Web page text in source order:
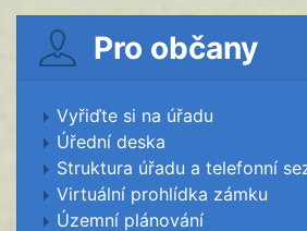
Pro občany
Vyřiďte si na úřadu
Úřední deska
Struktura úřadu a telefonní
Virtuální prohlídka zámku
Územní plánování